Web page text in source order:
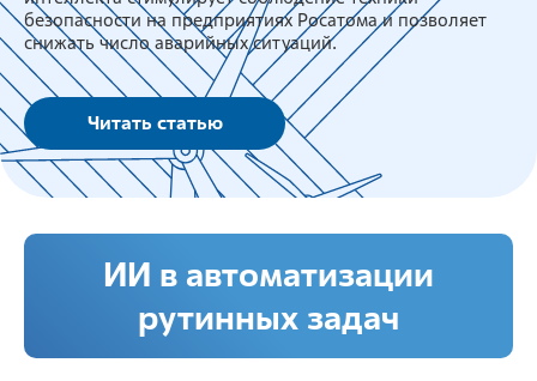
безопасности на предприятиях Росатома и позволяет
снижать число аварийных ситуаций.
Читать статью
ИИ в автоматизации
рутинных задач